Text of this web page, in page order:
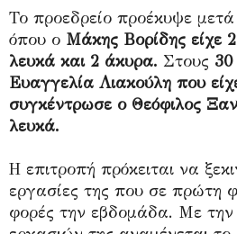
Το προεδρείο προέκυψε
όπου ο Μάκης Βορίδης είχε
λευκά και 2 άκυρα. Στους
Ευαγγελία Λιακούλη που
συγκέντρωσε ο Θεόφιλος
λευκά.
Η επιτροπή πρόκειται να
εργασίες της που σε πρώτη
φορές την εβδομάδα. Με